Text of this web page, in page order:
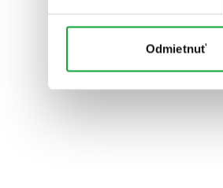
Odmietnuť